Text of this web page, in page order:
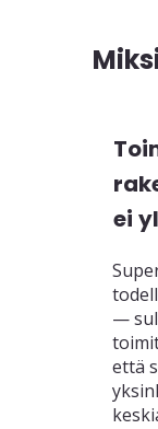
ei
—
että